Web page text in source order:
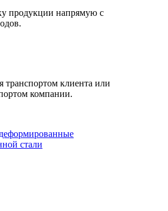
продукции напрямую с
транспортом клиента или
компании.
стали